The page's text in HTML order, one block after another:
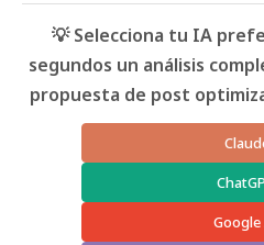
💡 Selecciona tu IA
segundos un análisis
propuesta de post